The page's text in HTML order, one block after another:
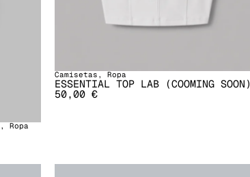
, Ropa
Camisetas , Ropa
ESSENTIAL TOP LAB (COOMING SOON)
50,00 €